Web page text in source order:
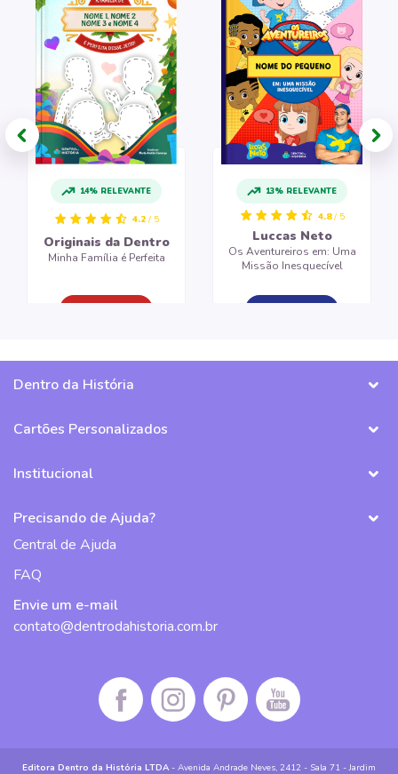
14% RELEVANTE
4.2 / 5
Originais da Dentro
Minha Família é Perfeita
13% RELEVANTE
4.8/ 5
Luccas Neto
Os Aventureiros em: Uma
Missão Inesquecível
Dentro da História
Cartões Personalizados
Institucional
Precisando de Ajuda?
Central de Ajuda
FAQ
Envie um e-mail
contato@dentrodahistoria.com.br
Facebook da Dentro da História
Instagram da Dentro da História
Pinterest da Dentro da História
Canal do Youtube da
Editora Dentro da História LTDA - Avenida Andrade Neves, 2412 - Sala 71 - Jardim